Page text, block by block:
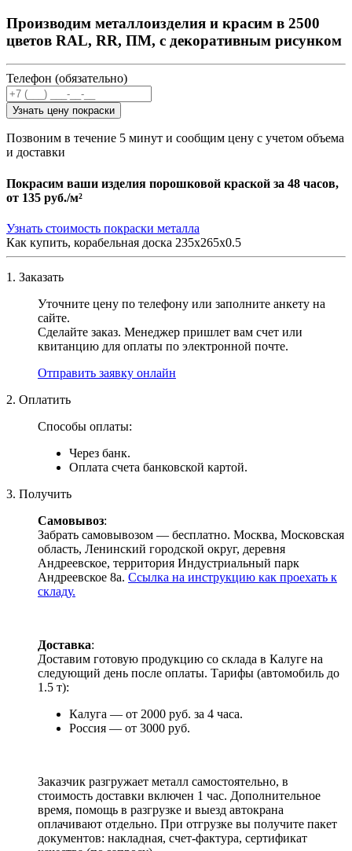
Производим металлоизделия и красим в 2500
цветов RAL, RR, ПМ, с декоративным рисунком
Телефон (обязательно)
Узнать цену покраски
Позвоним в течение 5 минут и сообщим цену с учетом объема
и доставки
Покрасим ваши изделия порошковой краской за 48 часов,
от 135 руб./м²
Узнать стоимость покраски металла
Как купить, корабельная доска 235х265х0.5
1. Заказать
Уточните цену по телефону или заполните анкету на
сайте.
Сделайте заказ. Менеджер пришлет вам счет или
квитанцию для оплаты по электронной почте.
Отправить заявку онлайн
2. Оплатить
Способы оплаты:
Через банк.
Оплата счета банковской картой.
3. Получить
Самовывоз:
Забрать самовывозом — бесплатно. Москва, Московская
область, Ленинский городской округ, деревня
Андреевское, территория Индустриальный парк
Андреевское 8а. Ссылка на инструкцию как проехать к
складу.
Доставка:
Доставим готовую продукцию со склада в Калуге на
следующий день после оплаты. Тарифы (автомобиль до
1.5 т):
Калуга — от 2000 руб. за 4 часа.
Россия — от 3000 руб.
Заказчик разгружает металл самостоятельно, в
стоимость доставки включен 1 час. Дополнительное
время, помощь в разгрузке и выезд автокрана
оплачивают отдельно. При отгрузке вы получите пакет
документов: накладная, счет-фактура, сертификат